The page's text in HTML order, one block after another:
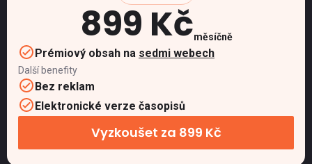
899 Kčměsíčně
Prémiový obsah na sedmi webech
Další benefity
Bez reklam
Elektronické verze časopisů
Vyzkoušet za 899 Kč